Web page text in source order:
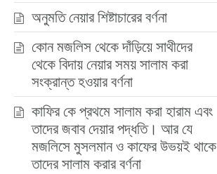
অনুমতি নেয়ার শিষ্টাচারের বর্ণনা
কোন মজলিস থেকে দাঁড়িয়ে সাথীদের
থেকে বিদায় নেয়ার সময় সালাম করা
সংক্রান্ত হওয়ার বর্ণনা
কাফির কে প্রথমে সালাম করা হারাম এবং
তাদের জবাব দেয়ার পদ্ধতি। আর যে
মজলিসে মুসলমান ও কাফের উভয়ই থাকে
তাদের সালাম করার বর্ণনা